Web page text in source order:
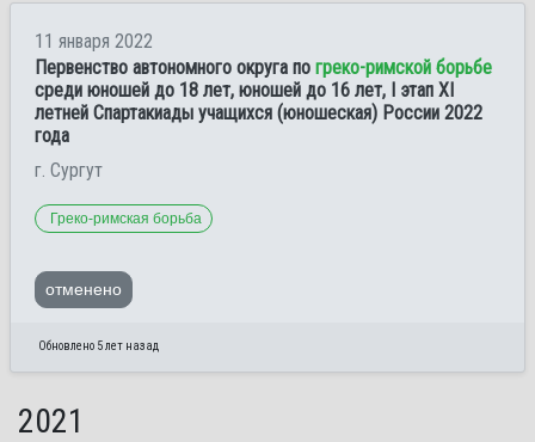
11 января 2022
Первенство автономного округа по греко-римской борьбе
среди юношей до 18 лет, юношей до 16 лет, I этап ХI
летней Спартакиады учащихся (юношеская) России 2022
года
г. Сургут
Греко-римская борьба
отменено
Обновлено 5 лет назад
2021